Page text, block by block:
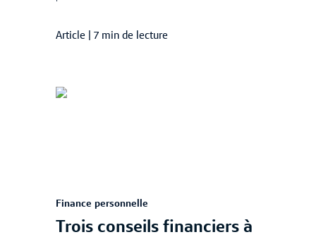
Article 7 min de lecture
Finance personnelle
Trois conseils financiers à